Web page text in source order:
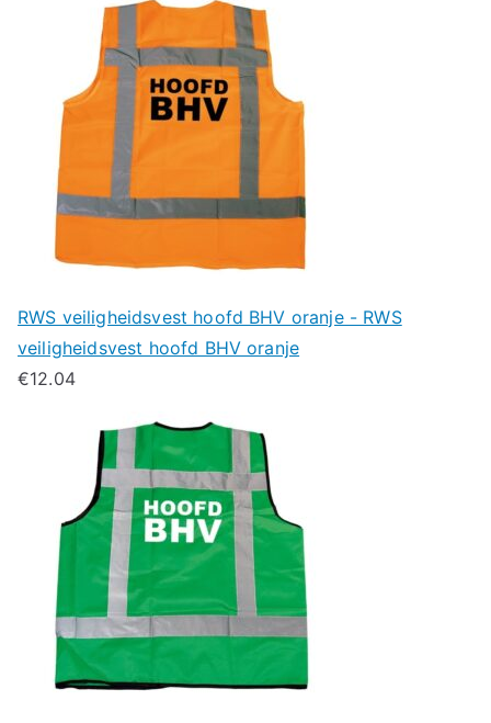
RWS veiligheidsvest hoofd BHV oranje - RWS
veiligheidsvest hoofd BHV oranje
€12.04